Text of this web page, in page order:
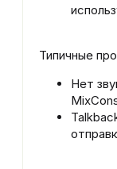
Типичные
Нет